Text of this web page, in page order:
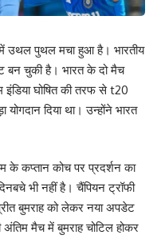
उथल पुथल मचा हुआ है। भारतीय
बन चुकी है। भारत के दो मैच
इंडिया घोषित की तरफ से t20
दिया था। उन्होंने भारत
के कप्तान कोच पर प्रदर्शन का
भी नहीं है। चैंपियन ट्रॉफी
बुमराह को लेकर नया अपडेट
मैच में बुमराह चोटिल होकर